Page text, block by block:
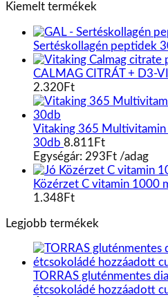
Kiemelt termékek
Sertéskollagén peptidek
CALMAG CITRÁT + D3-
2.320Ft
Vitaking 365 Multivitamin
30db 8.811 Ft
Egységár: 293 Ft /adag
Közérzet C vitamin 1000
1.348 Ft
Legjobb termékek
TORRAS gluténmentes
étcsokoládé hozzáadott